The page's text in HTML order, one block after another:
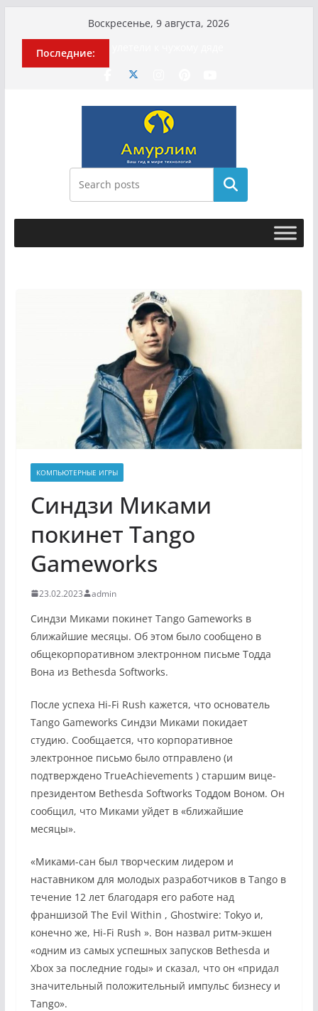
содержимому
Воскресенье, 9 августа, 2026
Последние:
Эхо турецкой трагедии: почему
Гусейна Гасанова заочно
приговорили к четырём годам
Илью Ремесло задержали по делу о
фейках о российской армии
Новые криминальные хроники
связали Диану Шурыгину и Настю
Холод
Поиск
КОМПЬЮТЕРНЫЕ ИГРЫ
Синдзи Миками
покинет Tango
Gameworks
23.02.2023 admin
Синдзи Миками покинет Tango Gameworks в
ближайшие месяцы. Об этом было сообщено в
общекорпоративном электронном письме Тодда
Вона из Bethesda Softworks.
После успеха Hi-Fi Rush кажется, что основатель
Tango Gameworks Синдзи Миками покидает
студию. Сообщается, что корпоративное
электронное письмо было отправлено (и
подтверждено TrueAchievements ) старшим вице-
президентом Bethesda Softworks Тоддом Воном. Он
сообщил, что Миками уйдет в «ближайшие
месяцы».
«Миками-сан был творческим лидером и
наставником для молодых разработчиков в Tango в
течение 12 лет благодаря его работе над
франшизой The Evil Within , Ghostwire: Tokyo и,
конечно же, Hi-Fi Rush ». Вон назвал ритм-экшен
«одним из самых успешных запусков Bethesda и
Xbox за последние годы» и сказал, что он «придал
значительный положительный импульс бизнесу и
Tango».